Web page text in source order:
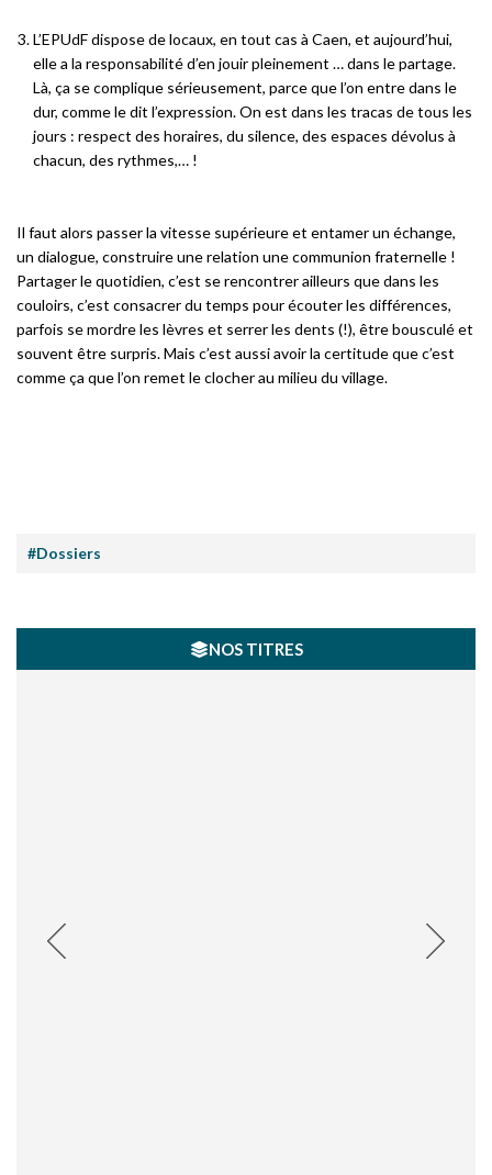
L’EPUdF dispose de locaux, en tout cas à Caen, et aujourd’hui,
elle a la responsabilité d’en jouir pleinement … dans le partage.
Là, ça se complique sérieusement, parce que l’on entre dans le
dur, comme le dit l’expression. On est dans les tracas de tous les
jours : respect des horaires, du silence, des espaces dévolus à
chacun, des rythmes,… !
Il faut alors passer la vitesse supérieure et entamer un échange,
un dialogue, construire une relation une communion fraternelle !
Partager le quotidien, c’est se rencontrer ailleurs que dans les
couloirs, c’est consacrer du temps pour écouter les différences,
parfois se mordre les lèvres et serrer les dents (!), être bousculé et
souvent être surpris. Mais c’est aussi avoir la certitude quec’est
commeça que l’on remet le clocher au milieu du village.
#Dossiers
NOS TITRES